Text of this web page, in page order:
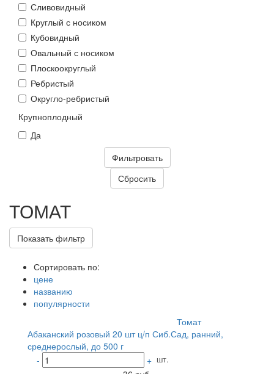
Сливовидный
Круглый с носиком
Кубовидный
Овальный с носиком
Плоскоокруглый
Ребристый
Округло-ребристый
Крупноплодный
Да
ТОМАТ
Показать фильтр
Сортировать по:
цене
названию
популярности
Томат
Абаканский розовый 20 шт ц/п Сиб.Сад, ранний,
среднерослый, до 500 г
-
+ шт.